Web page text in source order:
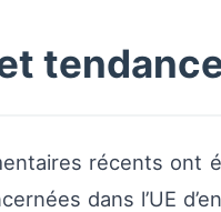
récents ont
dans l’UE